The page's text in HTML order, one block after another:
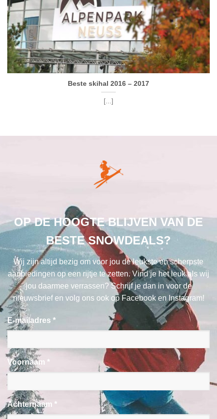
Beste skihal 2016 – 2017
[...]
OP DE HOOGTE BLIJVEN VAN DE
BESTE SNOWDEALS?
Wij zijn altijd bezig om voor jou de leukste en scherpste
aanbiedingen op een rijtje te zetten. Vind je het leuk als wij
jou daarmee verrassen? Schrijf je dan in voor de
nieuwsbrief en volg ons ook op Facebook en Instagram!
E-mailadres *
Voornaam *
Achternaam *